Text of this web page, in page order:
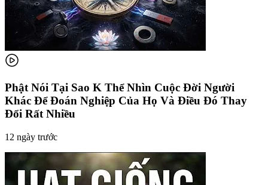
Phật Nói Tại Sao K Thể Nhìn Cuộc Đời Người
Khác Để Đoán Nghiệp Của Họ Và Điều Đó Thay
Đổi Rất Nhiều
12 ngày trước